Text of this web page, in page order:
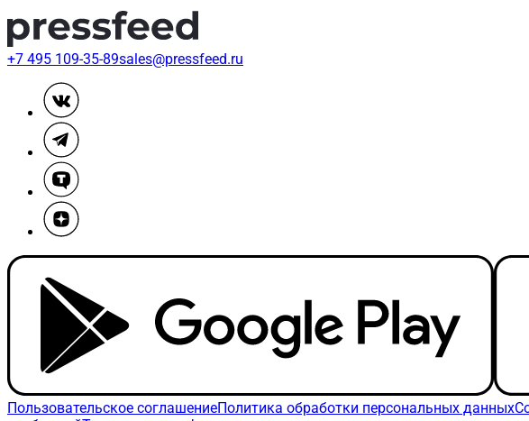
+7 495 109-35-89sales@pressfeed.ru
Пользовательское соглашениеПолитика обработки персональных данных